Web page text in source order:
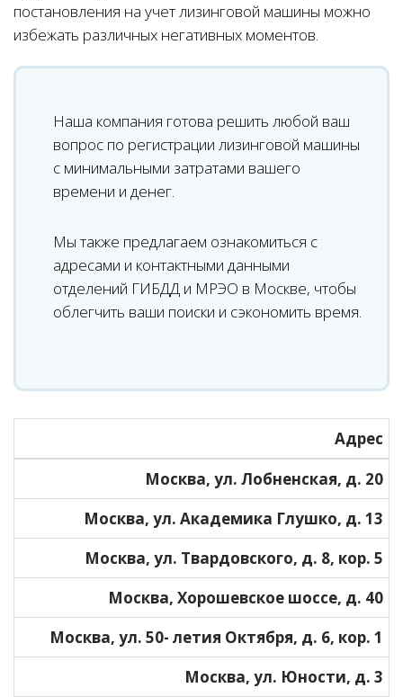
постановления на учет лизинговой машины можно
избежать различных негативных моментов.
Наша компания готова решить любой ваш
вопрос по регистрации лизинговой машины
с минимальными затратами вашего
времени и денег.
Мы также предлагаем ознакомиться с
адресами и контактными данными
отделений ГИБДД и МРЭО в Москве, чтобы
облегчить ваши поиски и сэкономить время.
Адрес
Москва, ул. Лобненская, д. 20
Москва, ул. Академика Глушко, д. 13
Москва, ул. Твардовского, д. 8, кор. 5
Москва, Хорошевское шоссе, д. 40
Москва, ул. 50- летия Октября, д. 6, кор. 1
Москва, ул. Юности, д. 3